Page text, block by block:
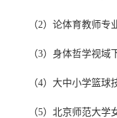
（2）论体育教师专
（3）身体哲学视域
（4） 大中小学篮球
（5）北京师范大学